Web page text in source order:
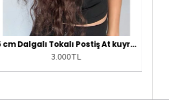
65 cm Dalgalı Tokalı Postiş At kuyruğu.
3.000TL